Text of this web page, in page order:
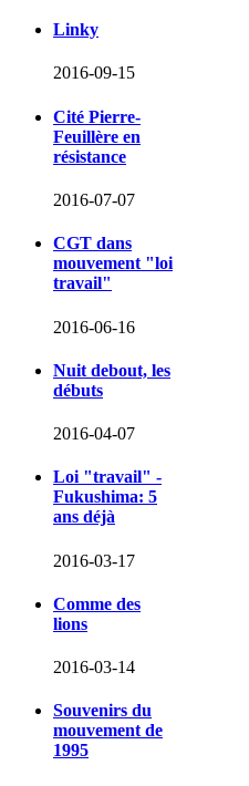
Linky
2016-09-15
Cité Pierre-
Feuillère en
résistance
2016-07-07
CGT dans
mouvement "loi
travail"
2016-06-16
Nuit debout, les
débuts
2016-04-07
Loi "travail" -
Fukushima: 5
ans déjà
2016-03-17
Comme des
lions
2016-03-14
Souvenirs du
mouvement de
1995